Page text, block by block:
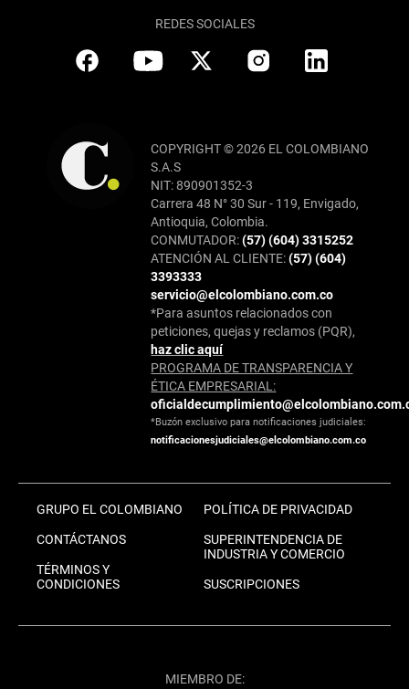
REDES SOCIALES
COPYRIGHT © 2026 EL COLOMBIANO
S.A.S
NIT: 890901352-3
Carrera 48 N° 30 Sur - 119, Envigado,
Antioquia, Colombia.
CONMUTADOR:(57) (604) 3315252
ATENCIÓN AL CLIENTE:(57) (604)
3393333
servicio@elcolombiano.com.co
*Para asuntos relacionados con
peticiones, quejas y reclamos (PQR),
haz clic aquí
PROGRAMA DE TRANSPARENCIA Y
ÉTICA EMPRESARIAL:
*Buzón exclusivo para notificaciones judiciales:
notificacionesjudiciales@elcolombiano.com.co
GRUPO EL COLOMBIANO
CONTÁCTANOS
TÉRMINOS Y
CONDICIONES
POLÍTICA DE PRIVACIDAD
SUPERINTENDENCIA DE
INDUSTRIA Y COMERCIO
SUSCRIPCIONES
MIEMBRO DE: